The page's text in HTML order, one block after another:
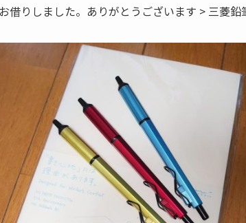
借りしました。ありがとうございます > 三菱鉛